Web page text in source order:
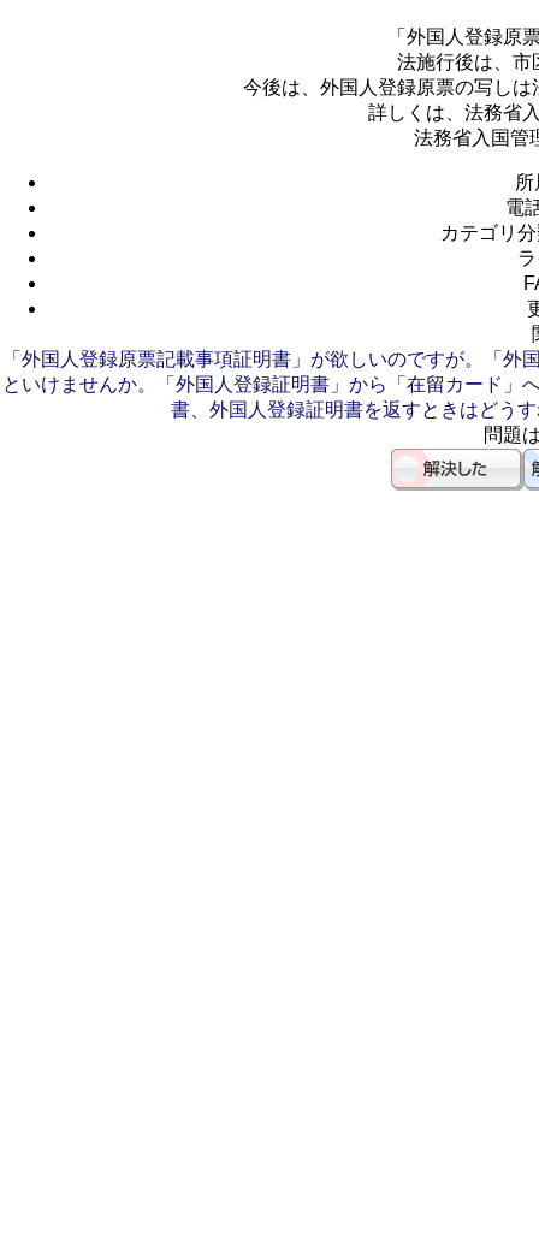
「外国人登録原
法施行後は、市
今後は、外国人登録原票の写し
詳しくは、法務省
法務省入国
電
カテゴリ
「外国人登録原票記載事項証明書」が欲しいのですが。
「外
といけませんか。
「外国人登録証明書」から「在留カード
書、外国人登録証明書を返すときはどう
問題